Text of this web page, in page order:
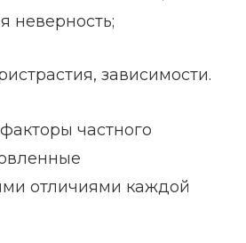
неверность;
зависимости.
частного
отличиями каждой